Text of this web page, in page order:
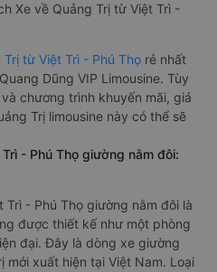
Xe về Quảng Trị từ Việt Trì -
từ Việt Trì - Phú Thọ rẻ nhất
Dũng VIP Limousine. Tùy
chương trình khuyến mãi, giá
Trị limousine này có thể sẽ
- Phú Thọ giường nằm đôi:
Trì - Phú Thọ giường nằm đôi là
được thiết kế như một phòng
đại. Đây là dòng xe giường
mới xuất hiện tại Việt Nam. Loại